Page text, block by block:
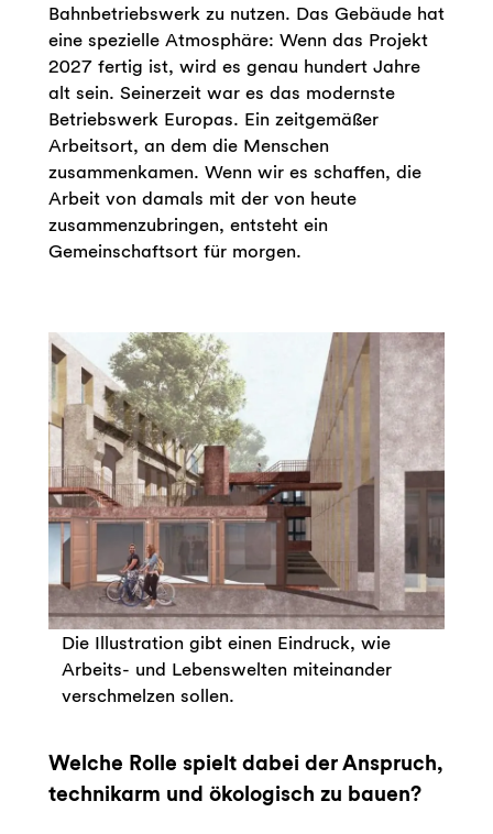
Bahnbetriebswerk zu nutzen. Das Gebäude hat
eine spezielle Atmosphäre: Wenn das Projekt
2027 fertig ist, wird es genau hundert Jahre
alt sein. Seinerzeit war es das modernste
Betriebswerk Europas. Ein zeitgemäßer
Arbeitsort, an dem die Menschen
zusammenkamen. Wenn wir es schaffen, die
Arbeit von damals mit der von heute
zusammenzubringen, entsteht ein
Gemeinschaftsort für morgen.
Die Illustration gibt einen Eindruck, wie
Arbeits- und Lebenswelten miteinander
verschmelzen sollen.
Welche Rolle spielt dabei der Anspruch,
technikarm und ökologisch zu bauen?